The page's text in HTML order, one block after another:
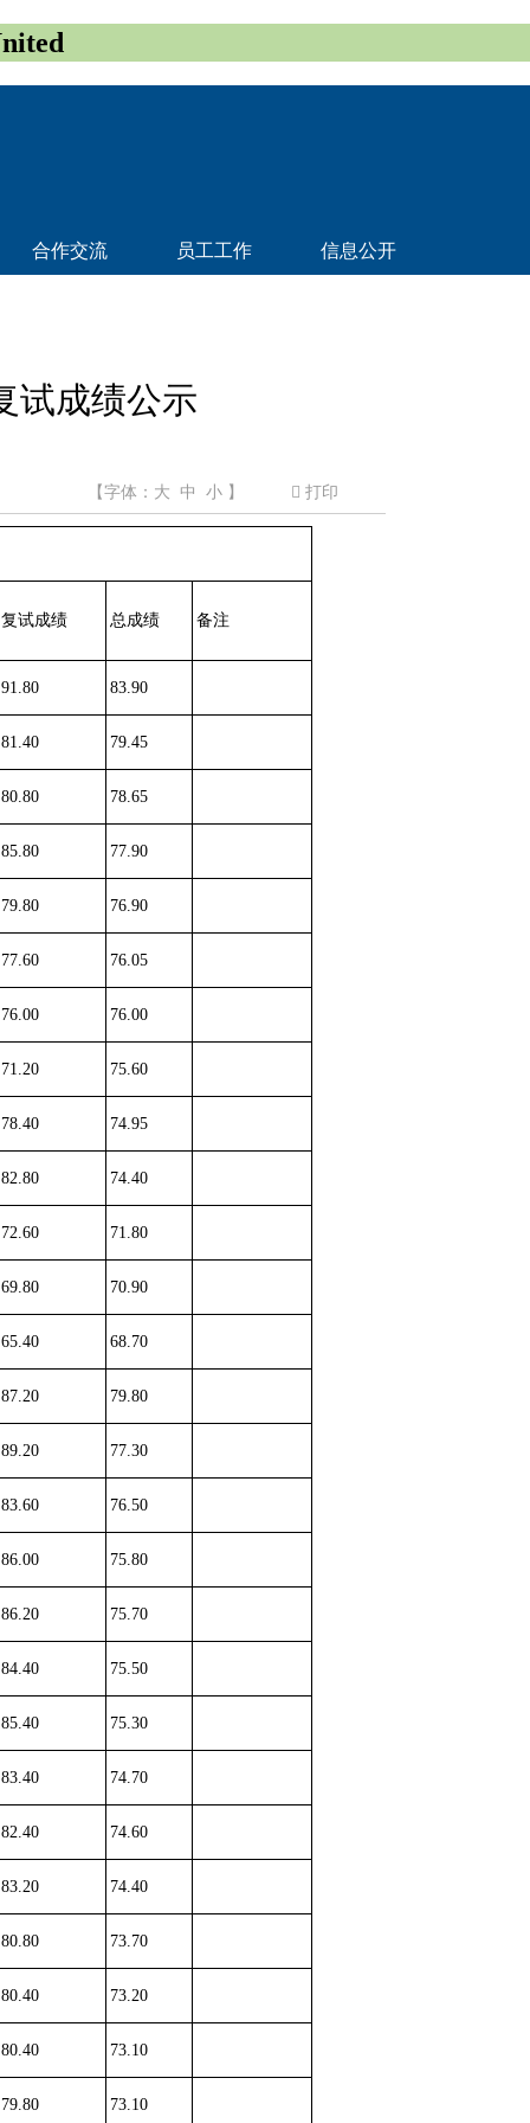
合作交流 员工工作 信息公开
试成绩公示
打印
【字体： 大 中 小 】
复试成绩 总成绩 备注
91.80 83.90
81.40 79.45
80.80 78.65
85.80 77.90
79.80 76.90
77.60 76.05
76.00 76.00
71.20 75.60
78.40 74.95
82.80 74.40
72.60 71.80
69.80 70.90
65.40 68.70
87.20 79.80
89.20 77.30
83.60 76.50
86.00 75.80
86.20 75.70
84.40 75.50
85.40 75.30
83.40 74.70
82.40 74.60
83.20 74.40
80.80 73.70
80.40 73.20
80.40 73.10
79.80 73.10